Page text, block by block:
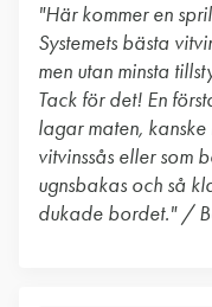
"Här kommer en
Systemets bästa
men utan minsta
Tack för det! En
lagar maten,
vitvinssås eller som
ugnsbakas och så
dukade bordet." /